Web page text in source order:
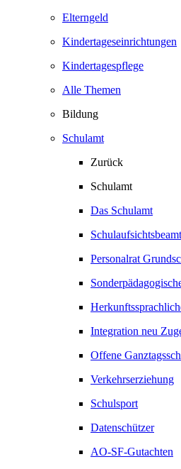
Elterngeld
Kindertageseinrichtungen
Kindertagespflege
Alle Themen
Bildung
Schulamt
Zurück
Schulamt
Das Schulamt
Personalrat
Integration neu
Offene
Verkehrserziehung
Schulsport
Datenschützer
AO-SF-Gutachten